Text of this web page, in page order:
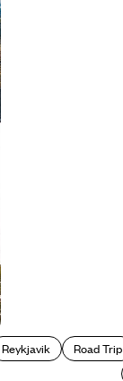
Reykjavik Road Trip